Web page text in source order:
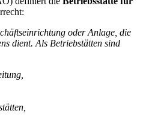
oder Anlage, die
dient. Als Betriebstätten sind